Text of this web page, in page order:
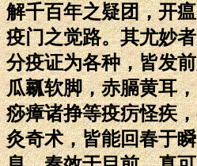
解千百年之疑团，开瘟
疫门之觉路。其尤妙
分疫证为各种，皆发
瓜瓤软脚，赤膈黄耳，
痧瘴诸挣等疫疠怪疾
灸奇术，皆能回春于瞬